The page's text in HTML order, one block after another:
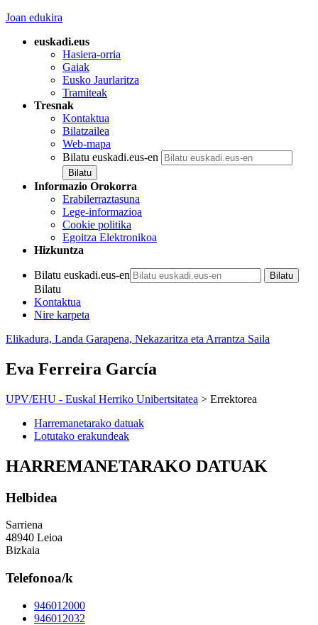
Joan edukira
euskadi.eus
Hasiera-orria
Gaiak
Eusko Jaurlaritza
Tramiteak
Tresnak
Kontaktua
Bilatzailea
Web-mapa
Bilatu euskadi.eus-en
Informazio Orokorra
Erabilerraztasuna
Lege-informazioa
Cookie politika
Egoitza Elektronikoa
Hizkuntza
Bilatu euskadi.eus-en
Bilatu
Kontaktua
Nire karpeta
Elikadura, Landa Garapena, Nekazaritza eta Arrantza Saila
Eva Ferreira García
UPV/EHU - Euskal Herriko Unibertsitatea > Errektorea
Harremanetarako datuak
Lotutako erakundeak
HARREMANETARAKO DATUAK
Helbidea
Sarriena
48940 Leioa
Bizkaia
Telefonoa/k
946012000
946012032